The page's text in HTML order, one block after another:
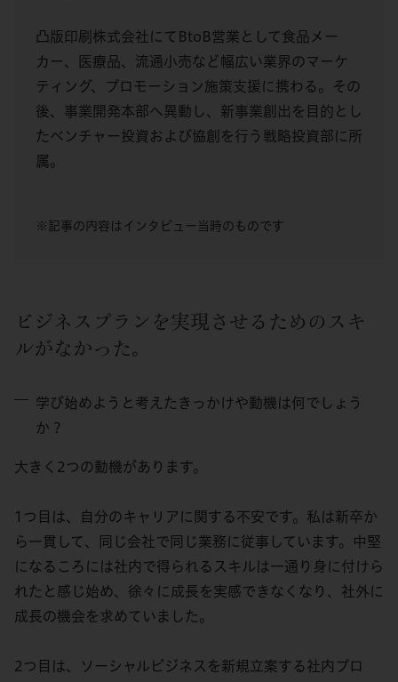
凸版印刷株式会社にてBtoB営業として食品メー
カー、医療品、流通小売など幅広い業界のマーケ
ティング、プロモーション施策支援に携わる。その
後、事業開発本部へ異動し、新事業創出を目的とし
たベンチャー投資および協創を行う戦略投資部に所
属。
※記事の内容はインタビュー当時のものです
ビジネスプランを実現させるためのスキ
ルがなかった。
学び始めようと考えたきっかけや動機は何でしょう
か？
大きく2つの動機があります。
1つ目は、自分のキャリアに関する不安です。私は新卒か
ら一貫して、同じ会社で同じ業務に従事しています。中堅
になるころには社内で得られるスキルは一通り身に付けら
れたと感じ始め、徐々に成長を実感できなくなり、社外に
成長の機会を求めていました。
2つ目は、ソーシャルビジネスを新規立案する社内プロ